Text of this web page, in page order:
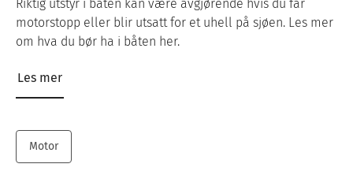
Riktig utstyr i båten kan være avgjørende hvis du får
motorstopp eller blir utsatt for et uhell på sjøen. Les mer
om hva du bør ha i båten her.
Les mer
Motor